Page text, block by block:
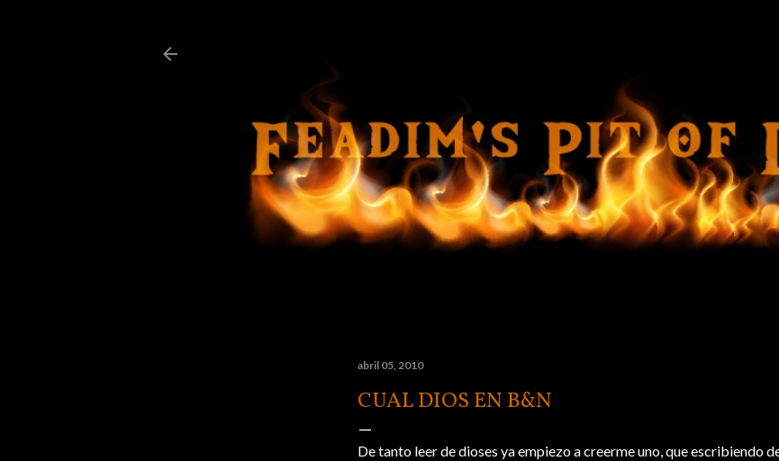
abril 05, 2010
CUAL DIOS EN B&N
De tanto leer de dioses ya empiezo a creerme uno, que escribiendo